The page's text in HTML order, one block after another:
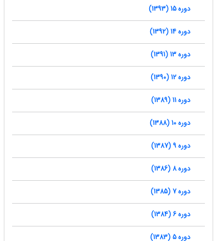
دوره 15 (1393)
دوره 14 (1392)
دوره 13 (1391)
دوره 12 (1390)
دوره 11 (1389)
دوره 10 (1388)
دوره 9 (1387)
دوره 8 (1386)
دوره 7 (1385)
دوره 6 (1384)
دوره 5 (1383)